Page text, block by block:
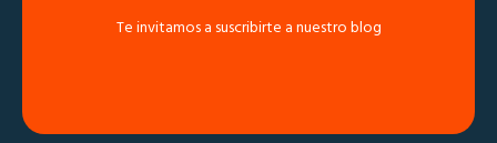
Te invitamos a suscribirte a nuestro blog